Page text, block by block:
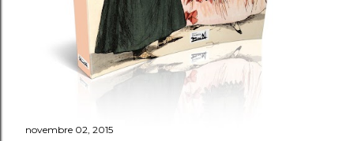
novembre 02, 2015